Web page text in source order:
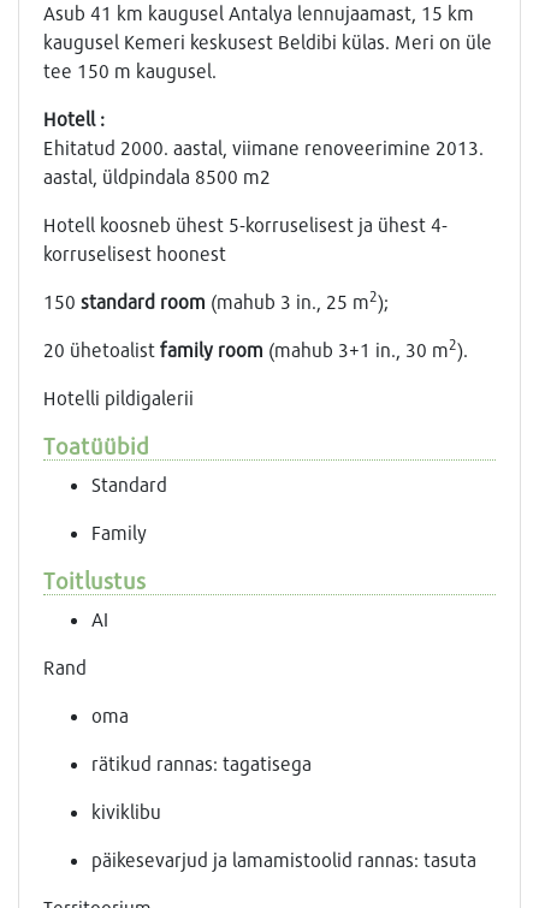
Asub 41 km kaugusel Antalya lennujaamast, 15 km
kaugusel Kemeri keskusest Beldibi külas. Meri on üle
tee 150 m kaugusel.
Hotell :
Ehitatud 2000. aastal, viimane renoveerimine 2013.
aastal, üldpindala 8500 m2
Hotell koosneb ühest 5-korruselisest ja ühest 4-
korruselisest hoonest
150 standard room (mahub 3 in., 25 m2);
20 ühetoalist family room (mahub 3+1 in., 30 m2).
Hotelli pildigalerii
Toatüübid
Standard
Family
Toitlustus
AI
Rand
oma
rätikud rannas: tagatisega
kiviklibu
päikesevarjud ja lamamistoolid rannas: tasuta